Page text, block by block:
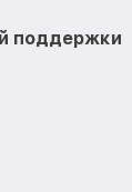
поддержки